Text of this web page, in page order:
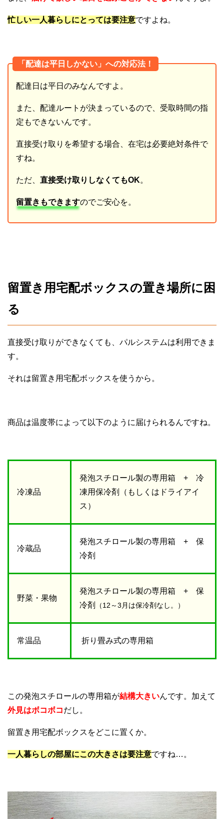
忙しい一人暮らしにとっては要注意ですよね。
「配達は平日しかない」への対応法！
配達日は平日のみなんですよ。
また、配達ルートが決まっているので、受取時間の指
定もできないんです。
直接受け取りを希望する場合、在宅は必要絶対条件で
すね。
ただ、 直接受け取りしなくてもOK。
留置きもできますのでご安心を。
留置き用宅配ボックスの置き場所に困
る
直接受け取りができなくても、パルシステムは利用できま
す。
それは留置き用宅配ボックスを使うから。
商品は温度帯によって以下のように届けられるんですね。
冷凍品
発泡スチロール製の専用箱 + 冷
凍用保冷剤（もしくはドライアイ
ス）
冷蔵品
発泡スチロール製の専用箱 + 保
冷剤
野菜・果物
発泡スチロール製の専用箱 + 保
冷剤
（12～3月は保冷剤なし。）
常温品 折り畳み式の専用箱
この発泡スチロールの専用箱が結構大きいんです。加えて
外見はボコボコだし。
留置き用宅配ボックスをどこに置くか。
一人暮らしの部屋にこの大きさは要注意ですね…。